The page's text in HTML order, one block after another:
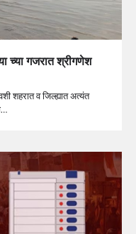
च्या गजरात श्रीगणेश
शहरात व जिल्ह्यात अत्यंत